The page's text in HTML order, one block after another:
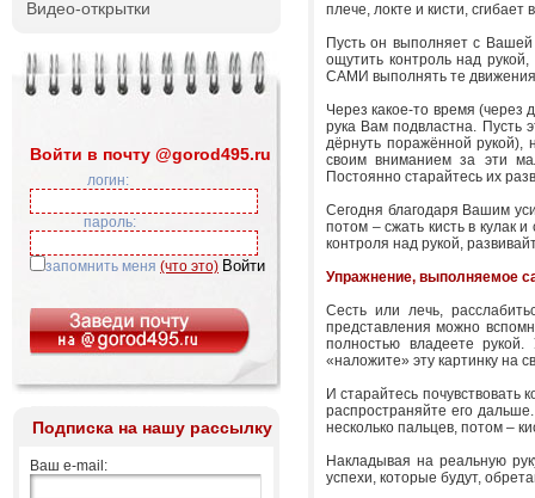
Видео-открытки
Войти в почту @gorod495.ru
логин:
пароль:
запомнить меня (что это)
Подписка на нашу рассылку
Ваш e-mail:
плече, локте и кисти,
Пусть он выполняет с
ощутить контроль над
САМИ выполнять те
Через какое-то время (через
рука Вам подвластна. Пусть
дёрнуть поражённой рукой),
своим вниманием за эти
Постоянно старайтесь их
Сегодня благодаря Вашим
потом – сжать кисть в кулак
контроля над рукой,
Упражнение, выполняемое
Сесть или лечь,
представления можно
полностью владеете
«наложите» эту картинку на
И старайтесь почувствовать
распространяйте его
несколько пальцев, потом –
Накладывая на реальную
успехи, которые будут,